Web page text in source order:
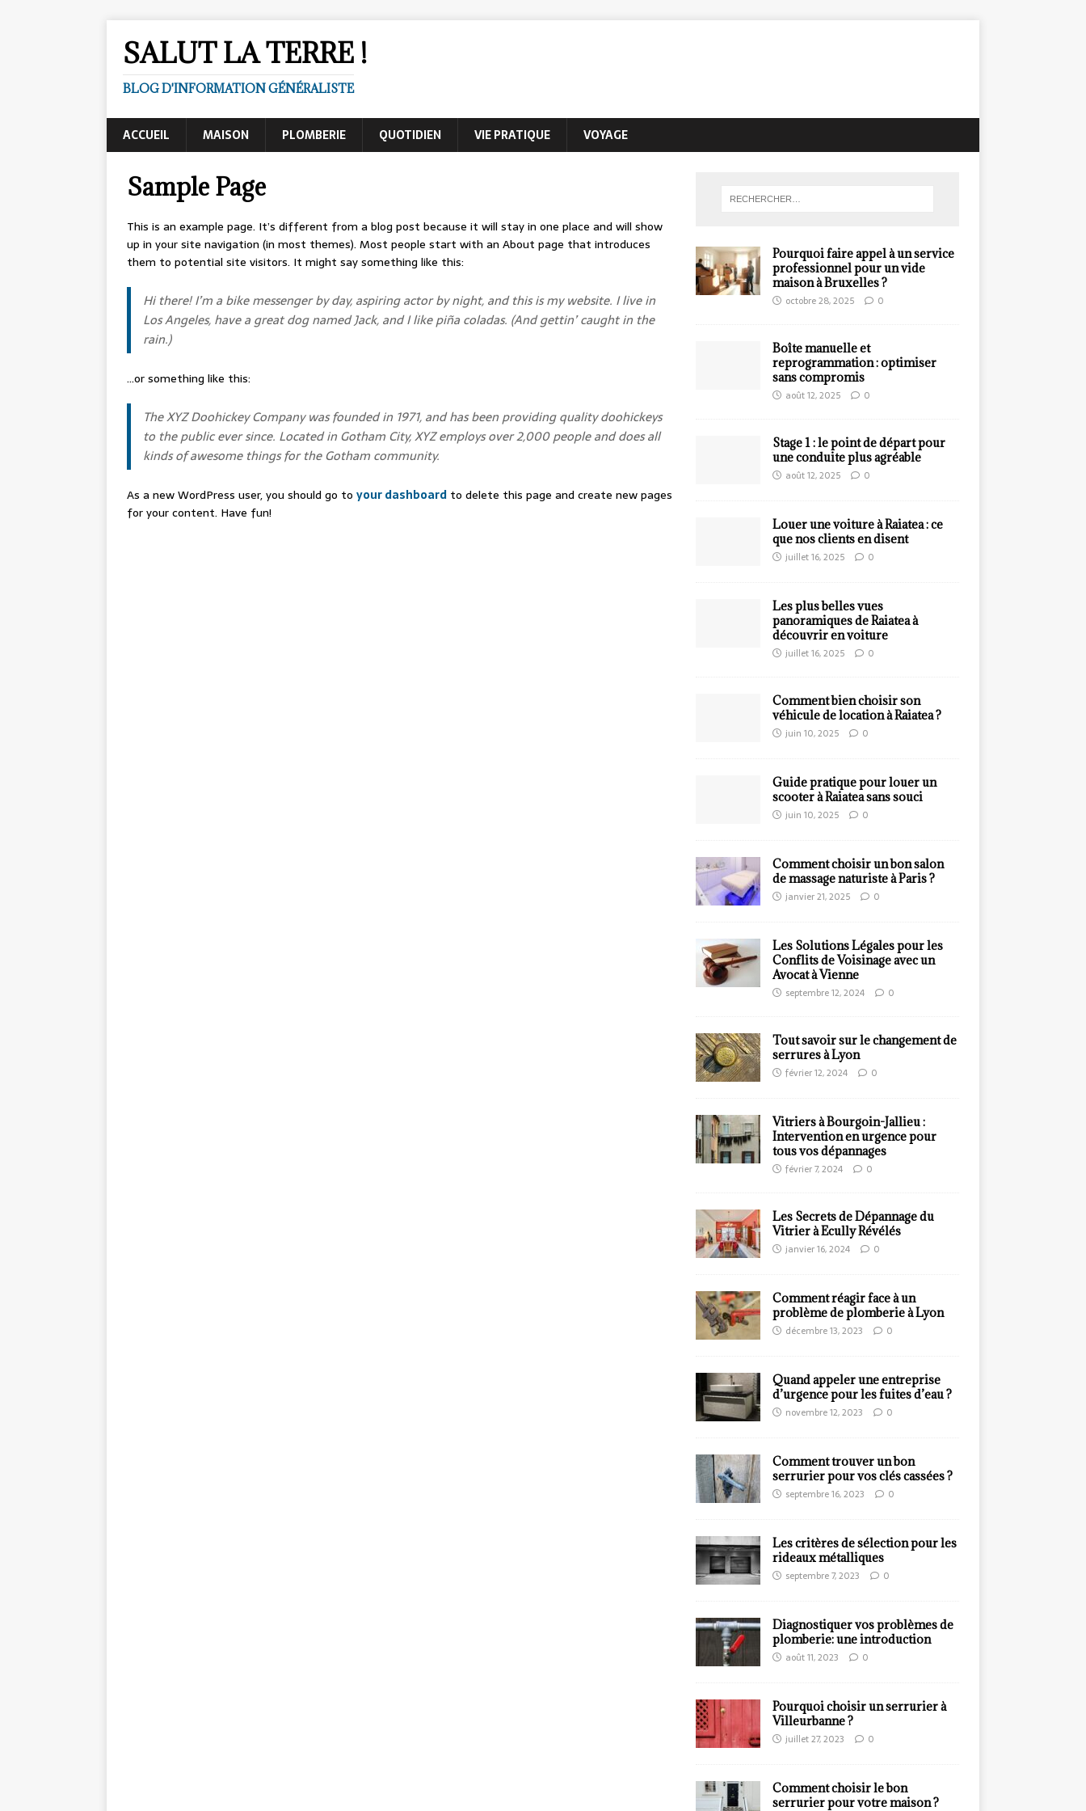
SALUT LA TERRE !
BLOG D'INFORMATION GÉNÉRALISTE
ACCUEIL MAISON PLOMBERIE QUOTIDIEN VIE PRATIQUE VOYAGE
Sample Page
This is an example page. It’s different from a blog post because it will stay in one place and will show
up in your site navigation (in most themes). Most people start with an About page that introduces
them to potential site visitors. It might say something like this:
Hi there! I’m a bike messenger by day, aspiring actor by night, and this is my website. I live in
Los Angeles, have a great dog named Jack, and I like piña coladas. (And gettin’ caught in the
rain.)
…or something like this:
The XYZ Doohickey Company was founded in 1971, and has been providing quality doohickeys
to the public ever since. Located in Gotham City, XYZ employs over 2,000 people and does all
kinds of awesome things for the Gotham community.
As a new WordPress user, you should go to your dashboard to delete this page and create new pages
for your content. Have fun!
Pourquoi faire appel à un service
professionnel pour un vide
maison à Bruxelles ?
octobre 28, 2025 0
Boîte manuelle et
reprogrammation : optimiser
sans compromis
août 12, 2025 0
Stage 1 : le point de départ pour
une conduite plus agréable
août 12, 2025 0
Louer une voiture à Raiatea : ce
que nos clients en disent
juillet 16, 2025 0
Les plus belles vues
panoramiques de Raiatea à
découvrir en voiture
juillet 16, 2025 0
Comment bien choisir son
véhicule de location à Raiatea ?
juin 10, 2025 0
Guide pratique pour louer un
scooter à Raiatea sans souci
juin 10, 2025 0
Comment choisir un bon salon
de massage naturiste à Paris ?
janvier 21, 2025 0
Les Solutions Légales pour les
Conflits de Voisinage avec un
Avocat à Vienne
septembre 12, 2024 0
Tout savoir sur le changement de
serrures à Lyon
février 12, 2024 0
Vitriers à Bourgoin-Jallieu :
Intervention en urgence pour
tous vos dépannages
février 7, 2024 0
Les Secrets de Dépannage du
Vitrier à Ecully Révélés
janvier 16, 2024 0
Comment réagir face à un
problème de plomberie à Lyon
décembre 13, 2023 0
Quand appeler une entreprise
d’urgence pour les fuites d’eau ?
novembre 12, 2023 0
Comment trouver un bon
serrurier pour vos clés cassées ?
septembre 16, 2023 0
Les critères de sélection pour les
rideaux métalliques
septembre 7, 2023 0
Diagnostiquer vos problèmes de
plomberie: une introduction
août 11, 2023 0
Pourquoi choisir un serrurier à
Villeurbanne ?
juillet 27, 2023 0
Comment choisir le bon
serrurier pour votre maison ?